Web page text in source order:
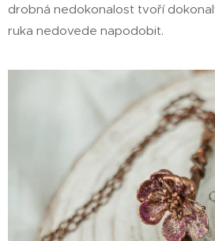
drobná nedokonalost tvoří
ruka nedovede napodobit.